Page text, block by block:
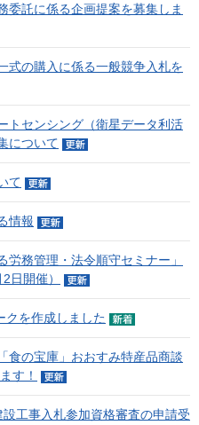
委託に係る企画提案を募集しま
式の購入に係る一般競争入札を
トセンシング（衛星データ利活
について
て
情報
労務管理・法令順守セミナー」
日開催）
クを作成しました
食の宝庫」おおすみ特産品商談
す！
工事入札参加資格審査の申請受